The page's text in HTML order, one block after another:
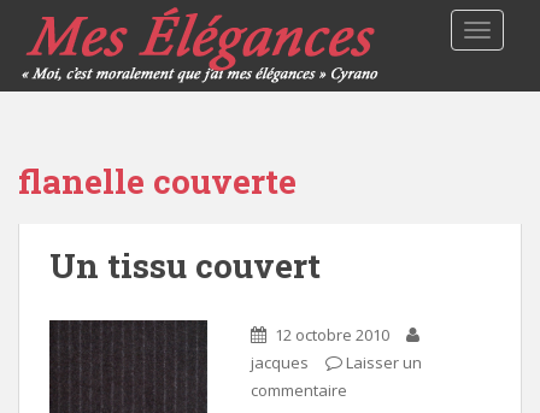
flanelle couverte
Un tissu couvert
12 octobre 2010
jacques
Laisser un
commentaire